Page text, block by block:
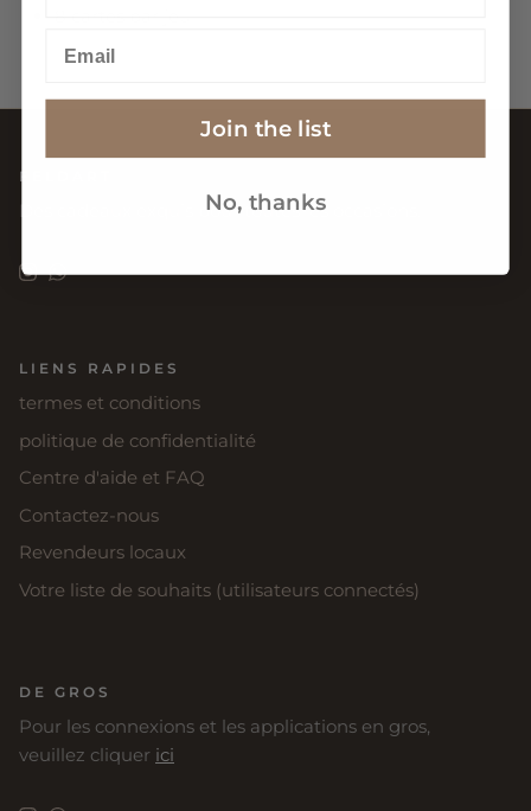
FELDART
Des cadeaux exquis pour toutes les occasions.
Instagram
WhatsApp
LIENS RAPIDES
termes et conditions
politique de confidentialité
Centre d'aide et FAQ
Contactez-nous
Revendeurs locaux
Votre liste de souhaits (utilisateurs connectés)
DE GROS
Pour les connexions et les applications en gros,
veuillez cliquer ici
Join the list
No, thanks